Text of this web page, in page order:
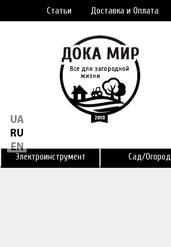
Статьи Доставка и Оплата
Электроинструмент Сад/Огород